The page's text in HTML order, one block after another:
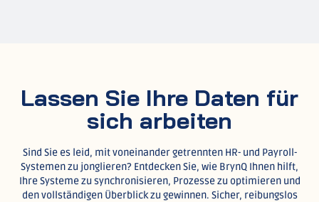
Lassen Sie Ihre Daten für
sich arbeiten
Sind Sie es leid, mit voneinander getrennten HR- und Payroll-
Systemen zu jonglieren? Entdecken Sie, wie BrynQ Ihnen hilft,
Ihre Systeme zu synchronisieren, Prozesse zu optimieren und
den vollständigen Überblick zu gewinnen. Sicher, reibungslos